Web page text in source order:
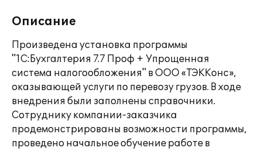
Описание
Произведена установка программы
"1С:Бухгалтерия 7.7 Проф + Упрощенная
система налогообложения" в ООО «ТЭККонс»,
оказывающей услуги по перевозу грузов. В ходе
внедрения были заполнены справочники.
Сотруднику компании-заказчика
продемонстрированы возможности программы,
проведено начальное обучение работе в